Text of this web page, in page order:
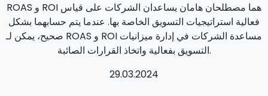
ROAS و ROI هما مصطلحان هامان يساعدان الشركات على قياس
فعالية استراتيجيات التسويق الخاصة بها. عندما يتم حسابهما بشكل
صحيح، يمكن لـ ROAS و ROI مساعدة الشركات في إدارة ميزانيات
التسويق بفعالية واتخاذ القرارات الصائبة.
29.03.2024